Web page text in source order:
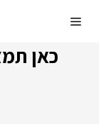
לתוכןMenu
כאן